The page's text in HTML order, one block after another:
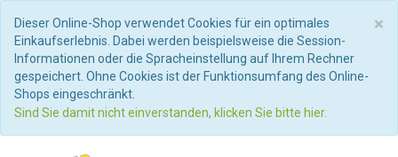
×
Dieser Online-Shop verwendet Cookies für ein optimales
Einkaufserlebnis. Dabei werden beispielsweise die Session-
Informationen oder die Spracheinstellung auf Ihrem Rechner
gespeichert. Ohne Cookies ist der Funktionsumfang des Online-
Shops eingeschränkt.
Sind Sie damit nicht einverstanden, klicken Sie bitte hier.